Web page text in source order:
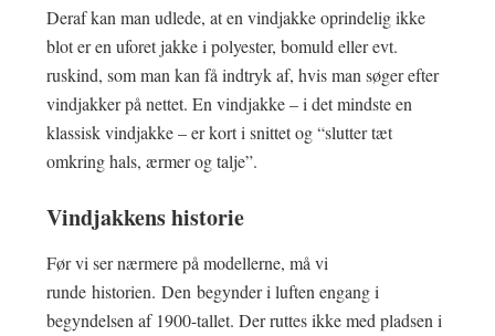
Deraf kan man udlede, at en vindjakke oprindelig ikke
blot er en uforet jakke i polyester, bomuld eller evt.
ruskind, som man kan få indtryk af, hvis man søger efter
vindjakker på nettet. En vindjakke – i det mindste en
klassisk vindjakke – er kort i snittet og “slutter tæt
omkring hals, ærmer og talje”.
Vindjakkens historie
Før vi ser nærmere på modellerne, må vi
runde historien. Den begynder i luften engang i
begyndelsen af 1900-tallet. Der ruttes ikke med pladsen i